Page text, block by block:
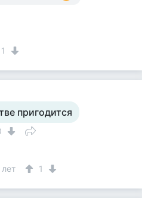
1
пригодится
1